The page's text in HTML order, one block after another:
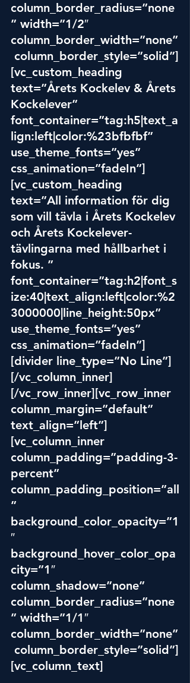
column_border_radius=”none
” width=”1/2″
column_border_width=”none”
column_border_style=”solid”]
[vc_custom_heading
text=”Årets Kockelev & Årets
Kockelever”
font_container=”tag:h5|text_a
lign:left|color:%23bfbfbf”
use_theme_fonts=”yes”
css_animation=”fadeIn”]
[vc_custom_heading
text=”All information för dig
som vill tävla i Årets Kockelev
och Årets Kockelever-
tävlingarna med hållbarhet i
fokus. ”
font_container=”tag:h2|font_s
ize:40|text_align:left|color:%2
3000000|line_height:50px”
use_theme_fonts=”yes”
css_animation=”fadeIn”]
[divider line_type=”No Line”]
[/vc_column_inner]
[/vc_row_inner][vc_row_inner
column_margin=”default”
text_align=”left”]
[vc_column_inner
column_padding=”padding-3-
percent”
column_padding_position=”all
”
background_color_opacity=”1
″
background_hover_color_opa
city=”1″
column_shadow=”none”
column_border_radius=”none
” width=”1/1″
column_border_width=”none”
column_border_style=”solid”]
[vc_column_text]